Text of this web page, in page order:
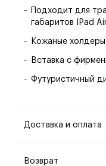
Подходит для
габаритов IPad
Кожаные
Вставка с
Футуристичный
Доставка и оплата
Возврат